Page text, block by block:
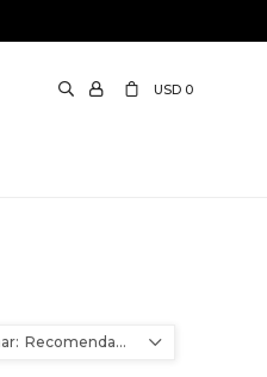
USD 0
Recomendados